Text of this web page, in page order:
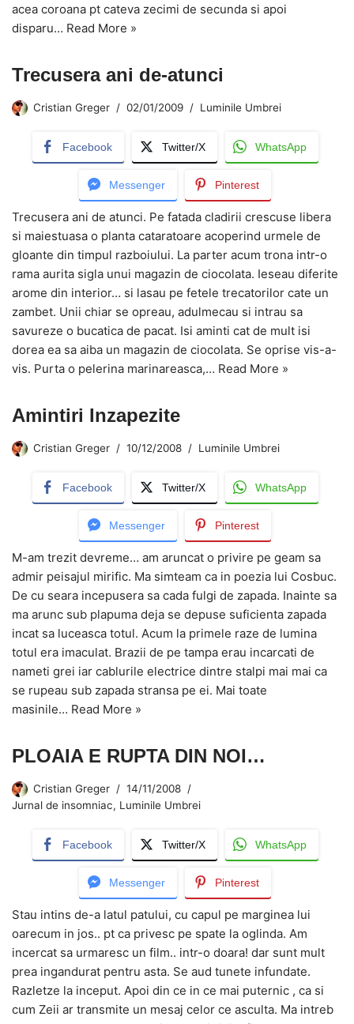
acea coroana pt cateva zecimi de secunda si apoi
disparu… Read More »
Trecusera ani de-atunci
Cristian Greger 02/01/2009 Luminile Umbrei
Facebook Twitter/X WhatsApp
Messenger Pinterest
Trecusera ani de atunci. Pe fatada cladirii crescuse libera
si maiestuasa o planta cataratoare acoperind urmele de
gloante din timpul razboiului. La parter acum trona intr-o
rama aurita sigla unui magazin de ciocolata. Ieseau diferite
arome din interior… si lasau pe fetele trecatorilor cate un
zambet. Unii chiar se opreau, adulmecau si intrau sa
savureze o bucatica de pacat. Isi aminti cat de mult isi
dorea ea sa aiba un magazin de ciocolata. Se oprise vis-a-
vis. Purta o pelerina marinareasca,… Read More »
Amintiri Inzapezite
Cristian Greger 10/12/2008 Luminile Umbrei
Facebook Twitter/X WhatsApp
Messenger Pinterest
M-am trezit devreme… am aruncat o privire pe geam sa
admir peisajul mirific. Ma simteam ca in poezia lui Cosbuc.
De cu seara incepusera sa cada fulgi de zapada. Inainte sa
ma arunc sub plapuma deja se depuse suficienta zapada
incat sa luceasca totul. Acum la primele raze de lumina
totul era imaculat. Brazii de pe tampa erau incarcati de
nameti grei iar cablurile electrice dintre stalpi mai mai ca
se rupeau sub zapada stransa pe ei. Mai toate
masinile… Read More »
PLOAIA E RUPTA DIN NOI…
Cristian Greger
14/11/2008
Jurnal de insomniac, Luminile Umbrei
Facebook Twitter/X WhatsApp
Messenger Pinterest
Stau intins de-a latul patului, cu capul pe marginea lui
oarecum in jos.. pt ca privesc pe spate la oglinda. Am
incercat sa urmaresc un film.. intr-o doara! dar sunt mult
prea ingandurat pentru asta. Se aud tunete infundate.
Razletze la inceput. Apoi din ce in ce mai puternic , ca si
cum Zeii ar transmite un mesaj celor ce asculta. Ma intreb